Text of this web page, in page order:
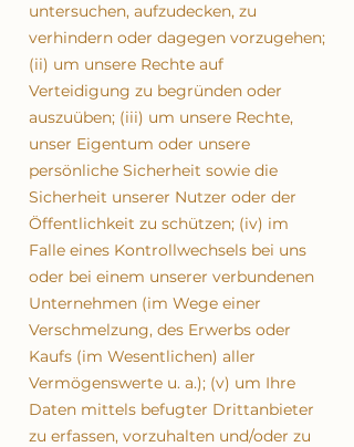
untersuchen, aufzudecken, zu
verhindern oder dagegen vorzugehen;
(ii) um unsere Rechte auf
Verteidigung zu begründen oder
auszuüben; (iii) um unsere Rechte,
unser Eigentum oder unsere
persönliche Sicherheit sowie die
Sicherheit unserer Nutzer oder der
Öffentlichkeit zu schützen; (iv) im
Falle eines Kontrollwechsels bei uns
oder bei einem unserer verbundenen
Unternehmen (im Wege einer
Verschmelzung, des Erwerbs oder
Kaufs (im Wesentlichen) aller
Vermögenswerte u. a.); (v) um Ihre
Daten mittels befugter Drittanbieter
zu erfassen, vorzuhalten und/oder zu